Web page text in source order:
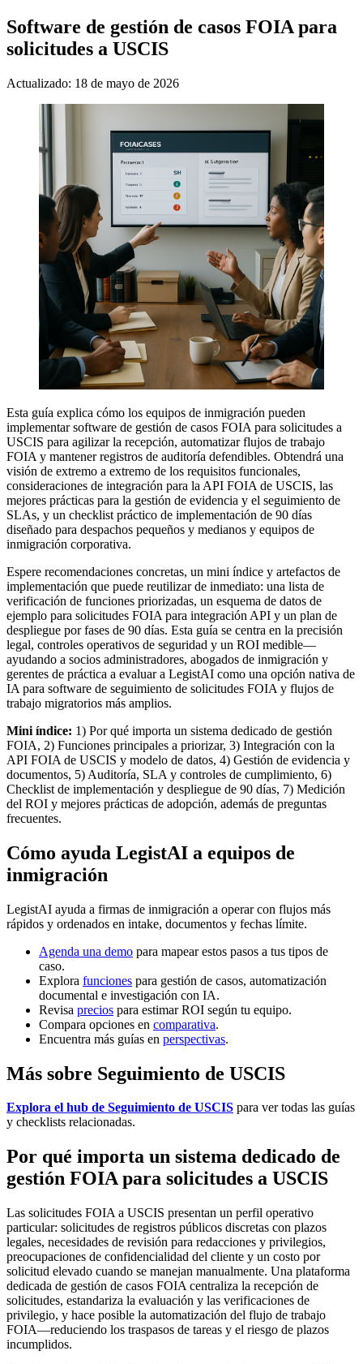
Software de gestión de casos FOIA para
solicitudes a USCIS
Actualizado: 18 de mayo de 2026
Esta guía explica cómo los equipos de inmigración pueden
implementar software de gestión de casos FOIA para solicitudes a
USCIS para agilizar la recepción, automatizar flujos de trabajo
FOIA y mantener registros de auditoría defendibles. Obtendrá una
visión de extremo a extremo de los requisitos funcionales,
consideraciones de integración para la API FOIA de USCIS, las
mejores prácticas para la gestión de evidencia y el seguimiento de
SLAs, y un checklist práctico de implementación de 90 días
diseñado para despachos pequeños y medianos y equipos de
inmigración corporativa.
Espere recomendaciones concretas, un mini índice y artefactos de
implementación que puede reutilizar de inmediato: una lista de
verificación de funciones priorizadas, un esquema de datos de
ejemplo para solicitudes FOIA para integración API y un plan de
despliegue por fases de 90 días. Esta guía se centra en la precisión
legal, controles operativos de seguridad y un ROI medible—
ayudando a socios administradores, abogados de inmigración y
gerentes de práctica a evaluar a LegistAI como una opción nativa de
IA para software de seguimiento de solicitudes FOIA y flujos de
trabajo migratorios más amplios.
Mini índice: 1) Por qué importa un sistema dedicado de gestión
FOIA, 2) Funciones principales a priorizar, 3) Integración con la
API FOIA de USCIS y modelo de datos, 4) Gestión de evidencia y
documentos, 5) Auditoría, SLA y controles de cumplimiento, 6)
Checklist de implementación y despliegue de 90 días, 7) Medición
del ROI y mejores prácticas de adopción, además de preguntas
frecuentes.
Cómo ayuda LegistAI a equipos de
inmigración
LegistAI ayuda a firmas de inmigración a operar con flujos más
rápidos y ordenados en intake, documentos y fechas límite.
Agenda una demo para mapear estos pasos a tus tipos de
caso.
Explora funciones para gestión de casos, automatización
documental e investigación con IA.
Revisa precios para estimar ROI según tu equipo.
Compara opciones en comparativa.
Encuentra más guías en perspectivas.
Más sobre Seguimiento de USCIS
Explora el hub de Seguimiento de USCIS para ver todas las guías
y checklists relacionadas.
Por qué importa un sistema dedicado de
gestión FOIA para solicitudes a USCIS
Las solicitudes FOIA a USCIS presentan un perfil operativo
particular: solicitudes de registros públicos discretas con plazos
legales, necesidades de revisión para redacciones y privilegios,
preocupaciones de confidencialidad del cliente y un costo por
solicitud elevado cuando se manejan manualmente. Una plataforma
dedicada de gestión de casos FOIA centraliza la recepción de
solicitudes, estandariza la evaluación y las verificaciones de
privilegio, y hace posible la automatización del flujo de trabajo
FOIA—reduciendo los traspasos de tareas y el riesgo de plazos
incumplidos.